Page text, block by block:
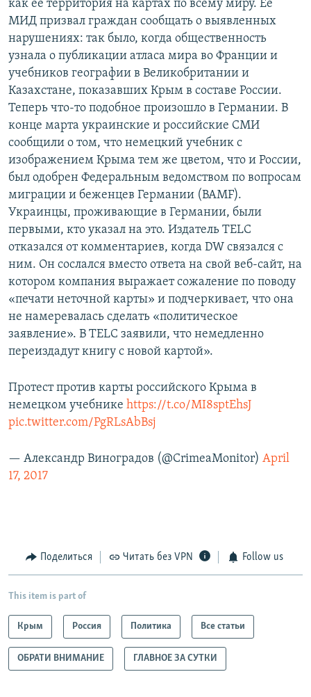
как ее территория на картах по всему миру. Ее
МИД призвал граждан сообщать о выявленных
нарушениях: так было, когда общественность
узнала о публикации атласа мира во Франции и
учебников географии в Великобритании и
Казахстане, показавших Крым в составе России.
Теперь что-то подобное произошло в Германии. В
конце марта украинские и российские СМИ
сообщили о том, что немецкий учебник с
изображением Крыма тем же цветом, что и России,
был одобрен Федеральным ведомством по вопросам
миграции и беженцев Германии (BAMF).
Украинцы, проживающие в Германии, были
первыми, кто указал на это. Издатель TELC
отказался от комментариев, когда DW связался с
ним. Он сослался вместо ответа на свой веб-сайт, на
котором компания выражает сожаление по поводу
«печати неточной карты» и подчеркивает, что она
не намеревалась сделать «политическое
заявление». В TELC заявили, что немедленно
переиздадут книгу с новой картой».
Протест против карты российского Крыма в
немецком учебнике https://t.co/MI8sptEhsJ
pic.twitter.com/PgRLsAbBsj
— Александр Виноградов (@CrimeaMonitor) April
17, 2017
Поделиться Читать без VPN Follow us
This item is part of
Крым Россия Политика Все статьи
ОБРАТИ ВНИМАНИЕ ГЛАВНОЕ ЗА СУТКИ